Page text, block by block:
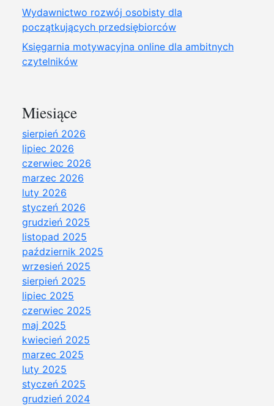
Wydawnictwo rozwój osobisty dla
początkujących przedsiębiorców
Księgarnia motywacyjna online dla ambitnych
czytelników
Miesiące
sierpień 2026
lipiec 2026
czerwiec 2026
marzec 2026
luty 2026
styczeń 2026
grudzień 2025
listopad 2025
październik 2025
wrzesień 2025
sierpień 2025
lipiec 2025
czerwiec 2025
maj 2025
kwiecień 2025
marzec 2025
luty 2025
styczeń 2025
grudzień 2024